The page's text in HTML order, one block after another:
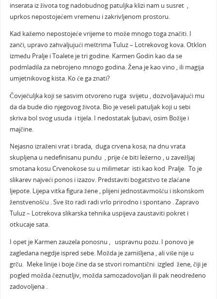
inserata iz života tog nadobudnog patuljka klizi nam u susret ,
uprkos nepostojećem vremenu i zakrivljenom prostoru.
Kad kažemo nepostojeće vrijeme to može mnogo toga značiti. I
zanči, upravo zahvaljujući meštrima Tuluz – Lotrekovog kova. Otklon
između Pralje i Toalete je tri godine. Karmen Godin kao da se
podmladila za nebrojeno mnogo godina. Žena je kao vino , ili magija
umjetnikovog kista. Ko će ga znati?
Čovječuljka koji se sasvim otvoreno ruga svijetu , dozvoljavajući mu
da da bude dio njegovog života. Bio je veseli patuljak koji u sebi
skriva bol svog usuda i tijela. I nedostatak ljubavi, osim Božije i
majčine.
Nejasno izraženi vrat i brada, duga crvena kosa; na dnu vrata
skupljena u nedefinisanu punđu , prije će biti ležerno , u zavežljaj
smotana kosu Crvenokose su u milimetar isti kao kod Pralje. To je
slikarev najveći ponos i izazov. Predstaviti bogatstvo te zlaćane
ljepote. Lijepa vitka figura žene , plijeni jednostavmošću i iskonskom
ženstvenošću . Sve što radi radi vrlo prirodno i spontano . Zapravo
Tuluz – Lotrekova slikarska tehnika uspijeva zaustaviti pokret i
otkucaje sata.
I opet je Karmen zauzela ponosnu , uspravnu pozu. I ponovo je
zagledana negdje ispred sebe. Možda je zamišljena , ali više nije u
grču. Meke linije i boje čine da se stvori romantični izgled žene, čiji je
pogled možda čeznutljiv, možda samozadovoljan ili pak neodređeno
zadovoljena .